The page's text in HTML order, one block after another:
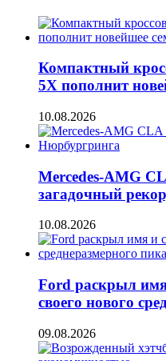
Компактный
5X пополнит
10.08.2026
Mercedes-AMG
загадочный
10.08.2026
Ford раскрыл
своего нового
09.08.2026